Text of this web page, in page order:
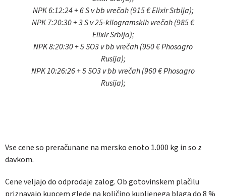
NPK 6:12:24 + 6 S v bb vrečah (915 € Elixir Srbija);
NPK 7:20:30 + 3 S v 25-kilogramskih vrečah (985 €
Elixir Srbija);
NPK 8:20:30 + 5 SO3 v bb vrečah (950 € Phosagro
Rusija);
NPK 10:26:26 + 5 SO3 v bb vrečah (960 € Phosagro
Rusija);
Vse cene so preračunane na mersko enoto 1.000 kg in so z
davkom.
Cene veljajo do odprodaje zalog. Ob gotovinskem plačilu